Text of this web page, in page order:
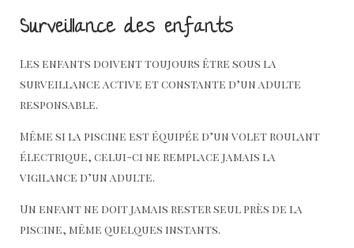
Surveillance des enfants
Les enfants doivent toujours être sous la
surveillance active et constante d’un adulte
responsable.
Même si la piscine est équipée d’un volet roulant
électrique, celui-ci ne remplace jamais la
vigilance d’un adulte.
Un enfant ne doit jamais rester seul près de la
piscine, même quelques instants.